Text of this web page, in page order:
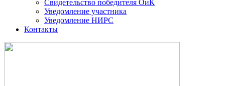
Свидетельство победителя ОиК
Уведомление участника
Уведомление НИРС
Контакты